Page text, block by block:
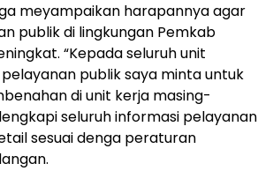
meyampaikan harapannya agar
publik di lingkungan Pemkab
“Kepada seluruh unit
publik saya minta untuk
di unit kerja masing-
seluruh informasi pelayanan
sesuai denga peraturan